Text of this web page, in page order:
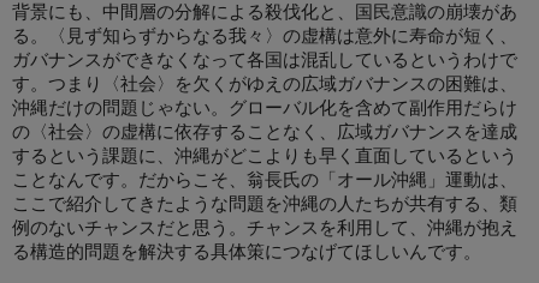
背景にも、中間層の分解による殺伐化と、国民意識の崩壊があ
る。〈見ず知らずからなる我々〉の虚構は意外に寿命が短く、
ガバナンスができなくなって各国は混乱しているというわけで
す。つまり〈社会〉を欠くがゆえの広域ガバナンスの困難は、
沖縄だけの問題じゃない。グローバル化を含めて副作用だらけ
の〈社会〉の虚構に依存することなく、広域ガバナンスを達成
するという課題に、沖縄がどこよりも早く直面しているという
ことなんです。だからこそ、翁長氏の「オール沖縄」運動は、
ここで紹介してきたような問題を沖縄の人たちが共有する、類
例のないチャンスだと思う。チャンスを利用して、沖縄が抱え
る構造的問題を解決する具体策につなげてほしいんです。